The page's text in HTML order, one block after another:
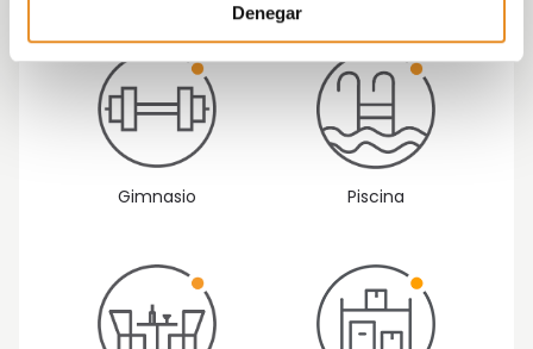
Denegar
Gimnasio Piscina